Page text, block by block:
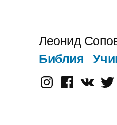
Леонид
Библия
InstagramFacebook
VK